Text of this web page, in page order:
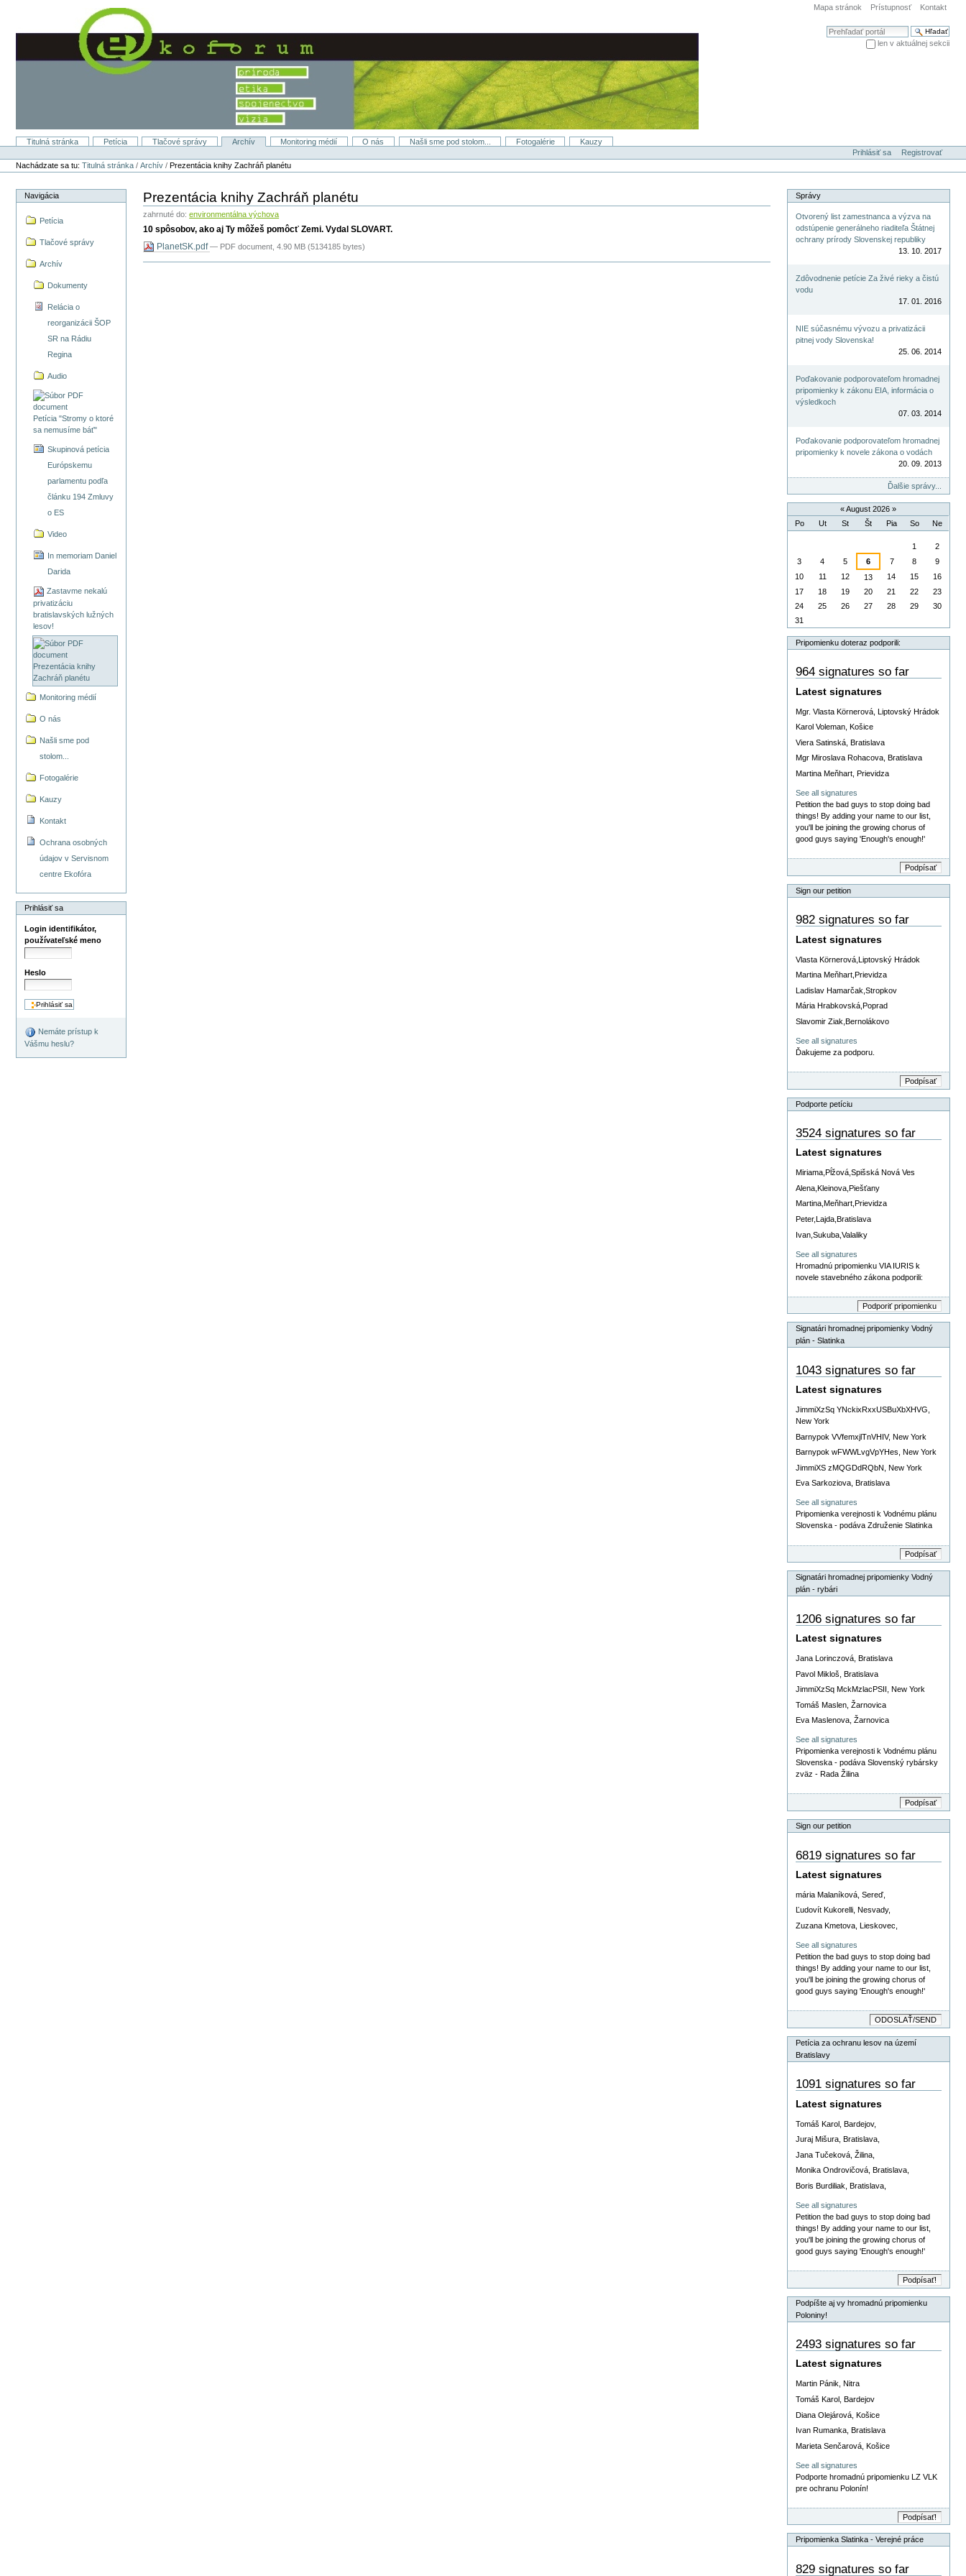
navigáciu
Mapa stránok Prístupnosť Kontakt
Hľadať
len v aktuálnej sekcii
Titulná stránka Petícia Tlačové správy Archív Monitoring médií O nás Našli sme pod stolom... Fotogalérie
Kauzy
Osobné
nástroje
Prihlásiť sa
Registrovať
Nachádzate sa tu: Titulná stránka /Archív /Prezentácia knihy Zachráň planétu
Navigácia
Petícia
Tlačové správy
Archív
Dokumenty
Relácia o
reorganizácii ŠOP
SR na Rádiu
Regina
Audio
Petícia "Stromy o ktoré
sa nemusíme báť"
Skupinová petícia
Európskemu
parlamentu podľa
článku 194 Zmluvy
o ES
Video
In memoriam Daniel
Darida
Zastavme nekalú
privatizáciu
bratislavských lužných
lesov!
Prezentácia knihy
Zachráň planétu
Monitoring médií
O nás
Našli sme pod
stolom...
Fotogalérie
Kauzy
Kontakt
Ochrana osobných
údajov v Servisnom
centre Ekofóra
Prihlásiť sa
Login identifikátor,
používateľské meno
Heslo
Nemáte prístup k
Vášmu heslu?
Prezentácia knihy Zachráň planétu
zahrnuté do:environmentálna výchova
10 spôsobov, ako aj Ty môžeš pomôcť Zemi. Vydal SLOVART.
PlanetSK.pdf— PDF document, 4.90 MB (5134185 bytes)
Správy
Otvorený list zamestnanca a výzva na
odstúpenie generálneho riaditeľa Štátnej
ochrany prírody Slovenskej republiky
13. 10. 2017
Zdôvodnenie petície Za živé rieky a čistú
vodu
17. 01. 2016
NIE súčasnému vývozu a privatizácii
pitnej vody Slovenska!
25. 06. 2014
Poďakovanie podporovateľom hromadnej
pripomienky k zákonu EIA, informácia o
výsledkoch
07. 03. 2014
Poďakovanie podporovateľom hromadnej
pripomienky k novele zákona o vodách
20. 09. 2013
Ďalšie správy...
«August 2026»
Po Ut St Št Pia So Ne
1
2
3
4 5 6 7 8
9
10
11 12 13 14 15
16
17
18 19 20 21 22
23
24
25 26 27 28 29
30
31
Pripomienku doteraz podporili:
964 signatures so far
Latest signatures
Mgr. Vlasta Körnerová, Liptovský Hrádok
Karol Voleman, Košice
Viera Satinská, Bratislava
Mgr Miroslava Rohacova, Bratislava
Martina Meňhart, Prievidza
See all signatures
Petition the bad guys to stop doing bad
things! By adding your name to our list,
you'll be joining the growing chorus of
good guys saying 'Enough's enough!'
Sign our petition
982 signatures so far
Latest signatures
Vlasta Körnerová,Liptovský Hrádok
Martina Meňhart,Prievidza
Ladislav Hamarčak,Stropkov
Mária Hrabkovská,Poprad
Slavomir Ziak,Bernolákovo
See all signatures
Ďakujeme za podporu.
Podporte petíciu
3524 signatures so far
Latest signatures
Miriama,Pĺžová,Spišská Nová Ves
Alena,Kleinova,Piešťany
Martina,Meňhart,Prievidza
Peter,Lajda,Bratislava
Ivan,Sukuba,Valaliky
See all signatures
Hromadnú pripomienku VIA IURIS k
novele stavebného zákona podporili:
Signatári hromadnej pripomienky Vodný
plán - Slatinka
1043 signatures so far
Latest signatures
JimmiXzSq YNckixRxxUSBuXbXHVG,
New York
Barnypok VVfemxjlTnVHIV, New York
Barnypok wFWWLvgVpYHes, New York
JimmiXS zMQGDdRQbN, New York
Eva Sarkoziova, Bratislava
See all signatures
Pripomienka verejnosti k Vodnému plánu
Slovenska - podáva Združenie Slatinka
Signatári hromadnej pripomienky Vodný
plán - rybári
1206 signatures so far
Latest signatures
Jana Lorinczová, Bratislava
Pavol Mikloš, Bratislava
JimmiXzSq MckMzlacPSII, New York
Tomáš Maslen, Žarnovica
Eva Maslenova, Žarnovica
See all signatures
Pripomienka verejnosti k Vodnému plánu
Slovenska - podáva Slovenský rybársky
zväz - Rada Žilina
Sign our petition
6819 signatures so far
Latest signatures
mária Malaníková, Sereď,
Ľudovít Kukorelli, Nesvady,
Zuzana Kmetova, Lieskovec,
See all signatures
Petition the bad guys to stop doing bad
things! By adding your name to our list,
you'll be joining the growing chorus of
good guys saying 'Enough's enough!'
Petícia za ochranu lesov na území
Bratislavy
1091 signatures so far
Latest signatures
Tomáš Karol, Bardejov,
Juraj Mišura, Bratislava,
Jana Tučeková, Žilina,
Monika Ondrovičová, Bratislava,
Boris Burdiliak, Bratislava,
See all signatures
Petition the bad guys to stop doing bad
things! By adding your name to our list,
you'll be joining the growing chorus of
good guys saying 'Enough's enough!'
Podpíšte aj vy hromadnú pripomienku
Poloniny!
2493 signatures so far
Latest signatures
Martin Pánik, Nitra
Tomáš Karol, Bardejov
Diana Olejárová, Košice
Ivan Rumanka, Bratislava
Marieta Senčarová, Košice
See all signatures
Podporte hromadnú pripomienku LZ VLK
pre ochranu Polonín!
Pripomienka Slatinka - Verejné práce
829 signatures so far